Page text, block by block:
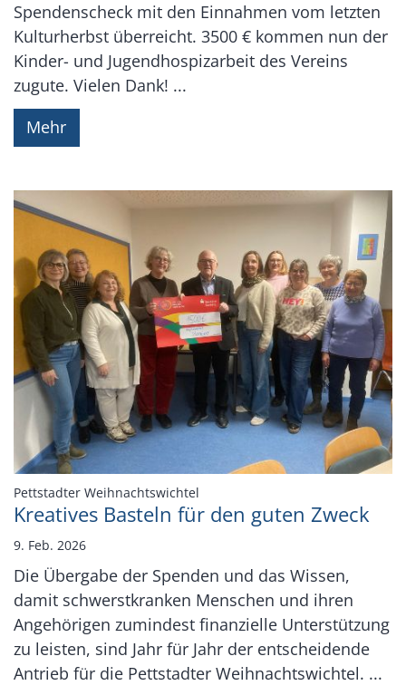
Spendenscheck mit den Einnahmen vom letzten
Kulturherbst überreicht. 3500 € kommen nun der
Kinder- und Jugendhospizarbeit des Vereins
zugute. Vielen Dank! ...
Mehr
Pettstadter Weihnachtswichtel
Kreatives Basteln für den guten Zweck
9. Feb. 2026
Die Übergabe der Spenden und das Wissen,
damit schwerstkranken Menschen und ihren
Angehörigen zumindest finanzielle Unterstützung
zu leisten, sind Jahr für Jahr der entscheidende
Antrieb für die Pettstadter Weihnachtswichtel. ...